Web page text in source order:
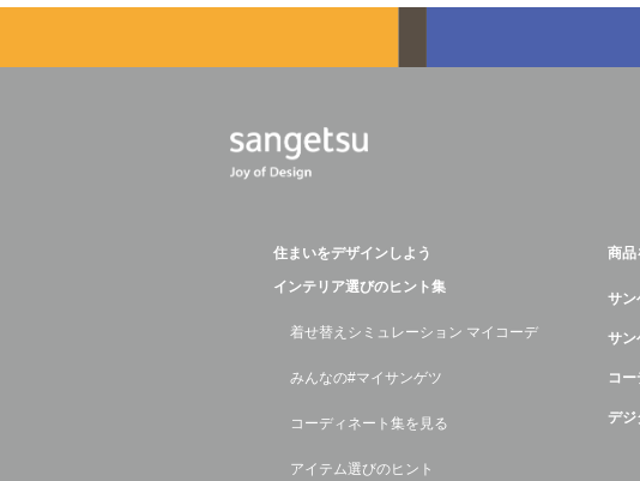
住まいをデザインしよう
インテリア選びのヒント集
着せ替えシミュレーション マイコーデ
みんなの#マイサンゲツ
コーディネート集を見る
アイテム選びのヒント
商品
サン
サン
コ
デ